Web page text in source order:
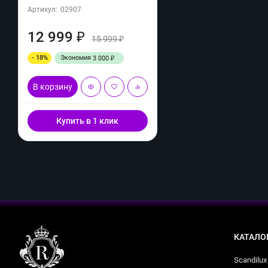
Артикул: 02907
12 999 ₽ 15 999₽
- 18% Экономия 3 000 ₽
В корзину
Купить в 1 клик
Scandilux